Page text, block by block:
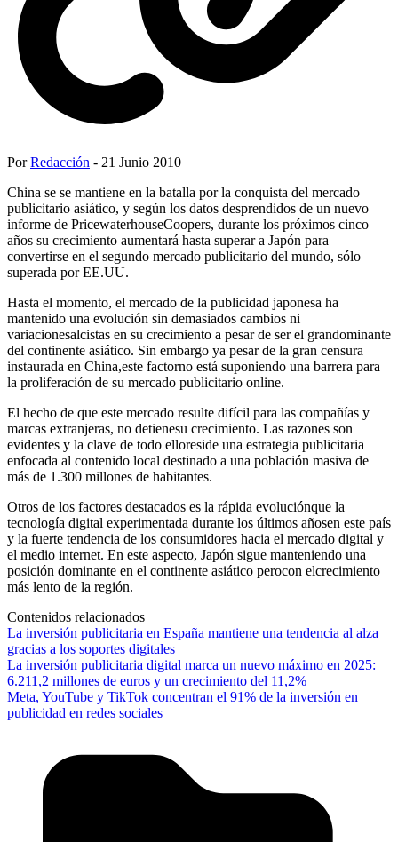
PorRedacción - 21 Junio 2010
China se se mantiene en la batalla por la conquista del mercado
publicitario asiático, y según los datos desprendidos de un nuevo
informe de PricewaterhouseCoopers, durante los próximos cinco
años su crecimiento aumentará hasta superar a Japón para
convertirse en el segundo mercado publicitario del mundo, sólo
superada por EE.UU.
Hasta el momento, el mercado de la publicidad japonesa ha
mantenido una evolución sin demasiados cambios ni
variacionesalcistas en su crecimiento a pesar de ser el grandominante
del continente asiático. Sin embargo ya pesar de la gran censura
instaurada en China,este factorno está suponiendo una barrera para
la proliferación de su mercado publicitario online.
El hecho de que este mercado resulte difícil para las compañías y
marcas extranjeras, no detienesu crecimiento. Las razones son
evidentes y la clave de todo elloreside una estrategia publicitaria
enfocada al contenido local destinado a una población masiva de
más de 1.300 millones de habitantes.
Otros de los factores destacados es la rápida evoluciónque la
tecnología digital experimentada durante los últimos añosen este país
y la fuerte tendencia de los consumidores hacia el mercado digital y
el medio internet. En este aspecto, Japón sigue manteniendo una
posición dominante en el continente asiático perocon elcrecimiento
más lento de la región.
Contenidos relacionados
La inversión publicitaria en España mantiene una tendencia al alza
gracias a los soportes digitales
La inversión publicitaria digital marca un nuevo máximo en 2025:
6.211,2 millones de euros y un crecimiento del 11,2%
Meta, YouTube y TikTok concentran el 91% de la inversión en
publicidad en redes sociales